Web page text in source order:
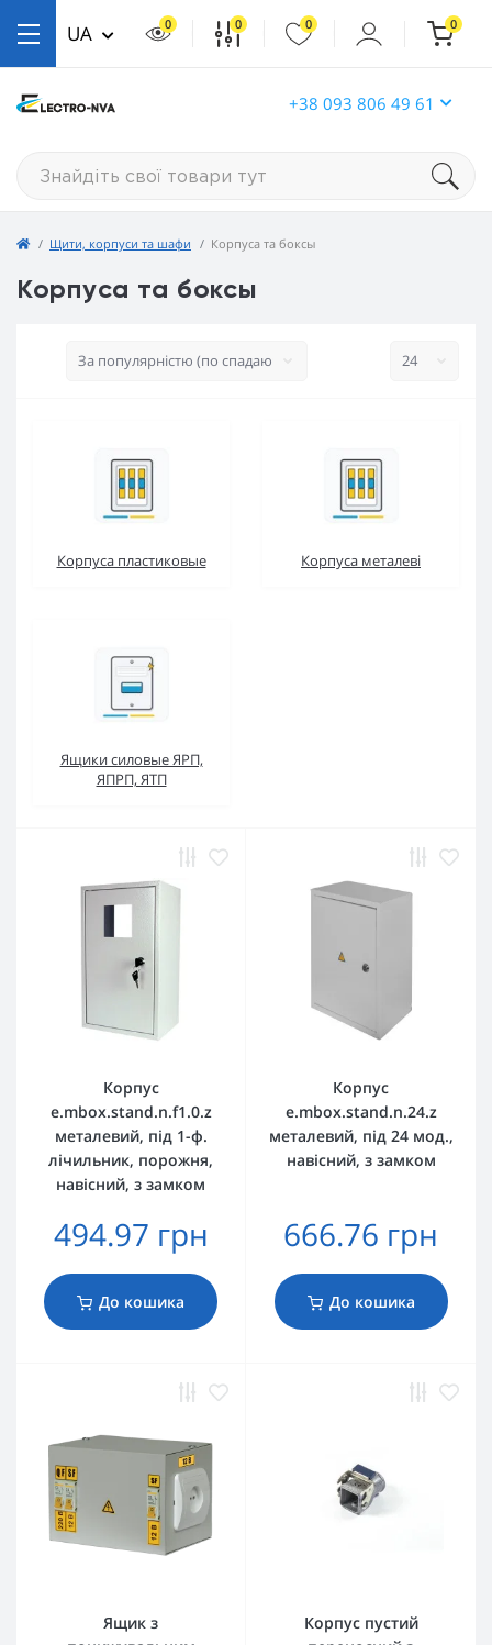
+38 093 806 49 61
UA 0 0 0 0
Щити, корпуси та шафи Корпуса та боксы
Корпуса та боксы
Корпуса пластиковые Корпуса металеві
Ящики силовые ЯРП,
ЯПРП, ЯТП
Корпус
e.mbox.stand.n.f1.0.z
металевий, під 1-ф.
лічильник, порожня,
навісний, з замком
494.97 грн
До кошика
Корпус
e.mbox.stand.n.24.z
металевий, під 24 мод.,
навісний, з замком
666.76 грн
До кошика
Ящик з
Корпус пустий